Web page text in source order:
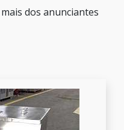
dos anunciantes